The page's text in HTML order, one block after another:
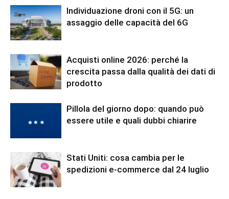
Individuazione droni con il 5G: un
assaggio delle capacità del 6G
Acquisti online 2026: perché la
crescita passa dalla qualità dei dati di
prodotto
Pillola del giorno dopo: quando può
essere utile e quali dubbi chiarire
Stati Uniti: cosa cambia per le
spedizioni e-commerce dal 24 luglio